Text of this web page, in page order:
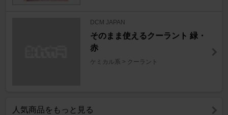
DCM JAPAN
そのまま使えるクーラント 緑・
赤
ケミカル系 > クーラント
人気商品をもっと見る